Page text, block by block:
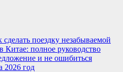
поездку незабываемой
Китае: полное руководство
и не ошибиться
2026 год